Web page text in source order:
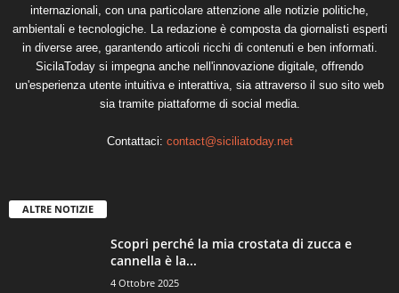
internazionali, con una particolare attenzione alle notizie politiche,
ambientali e tecnologiche. La redazione è composta da giornalisti esperti
in diverse aree, garantendo articoli ricchi di contenuti e ben informati.
SicilaToday si impegna anche nell'innovazione digitale, offrendo
un'esperienza utente intuitiva e interattiva, sia attraverso il suo sito web
sia tramite piattaforme di social media.
Contattaci: contact@siciliatoday.net
ALTRE NOTIZIE
Scopri perché la mia crostata di zucca e
cannella è la...
4 Ottobre 2025